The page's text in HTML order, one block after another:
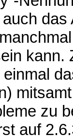
kann.
zu
auf